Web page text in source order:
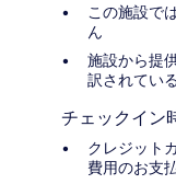
この施設で
ん
施設から提
訳されてい
チェックイン
クレジット
費用のお支